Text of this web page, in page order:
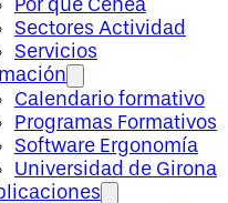
Por qué Cenea
Sectores Actividad
Servicios
Calendario formativo
Programas Formativos
Software Ergonomía
Universidad de Girona